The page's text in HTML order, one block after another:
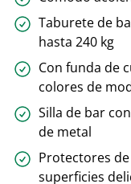
Taburete de
hasta 240 kg
Con funda de
colores de
Silla de bar
de metal
Protectores
superficies